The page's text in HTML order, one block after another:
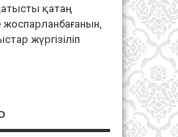
қатаң
жоспарланбағанын,
жүргізіліп